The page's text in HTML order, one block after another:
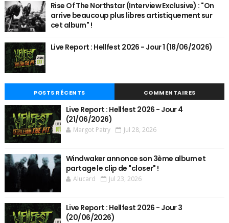
Rise Of The Northstar (Interview Exclusive) : "On
arrive beaucoup plus libres artistiquement sur
cet album" !
Live Report : Hellfest 2026 - Jour 1 (18/06/2026)
POSTS RÉCENTS COMMENTAIRES
Live Report : Hellfest 2026 - Jour 4
(21/06/2026)
Margot Patry Jul 28, 2026
Windwaker annonce son 3ème album et
partage le clip de "closer" !
Alucard Jul 23, 2026
Live Report : Hellfest 2026 - Jour 3
(20/06/2026)